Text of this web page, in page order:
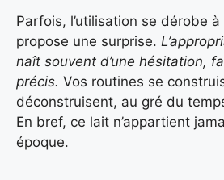
Parfois, l’utilisation se dérobe
propose une surprise.
naît souvent d’une hésitation,
précis. Vos routines se
déconstruisent, au gré du
En bref, ce lait n’appartient
époque.